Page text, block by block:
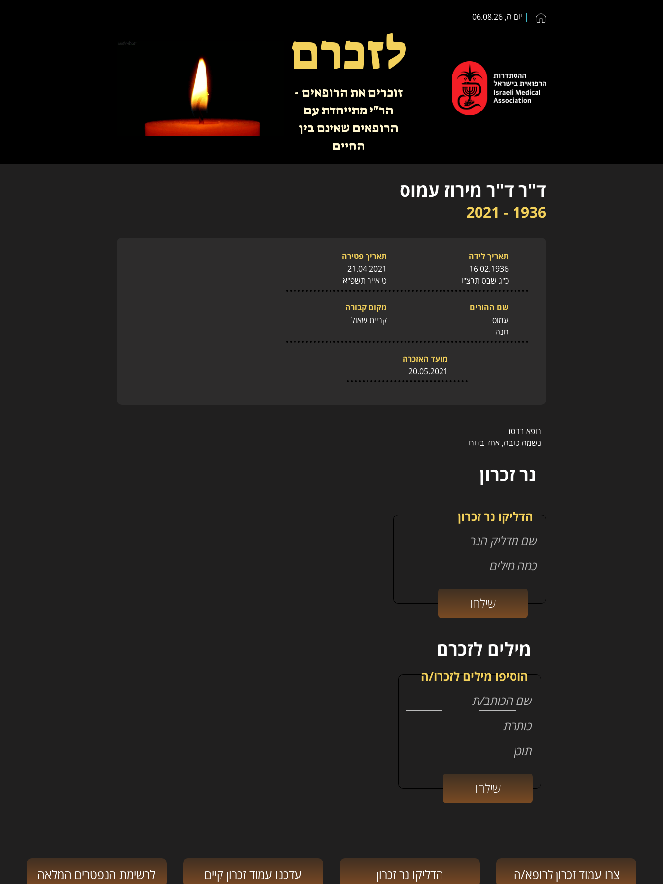
יום ה, 06.08.26
לזכרם
זוכרים את הרופאים -
הר"י מתייחדת עם
הרופאים שאינם בין
החיים
ד"ר ד"ר מירוז עמוס
1936 - 2021
תאריך לידה
16.02.1936
כ"ג שבט תרצ"ו
תאריך פטירה
21.04.2021
ט אייר תשפ"א
שם ההורים
עמוס
חנה
מקום קבורה
קריית שאול
מועד האזכרה
20.05.2021
רופא בחסד
נשמה טובה, אחד בדורו
נר זכרון
הדליקו נר זכרון
מילים לזכרם
הוסיפו מילים לזכרו/ה
צרו עמוד זכרון לרופא/ה הדליקו נר זכרון עדכנו עמוד זכרון קיים לרשימת הנפטרים המלאה